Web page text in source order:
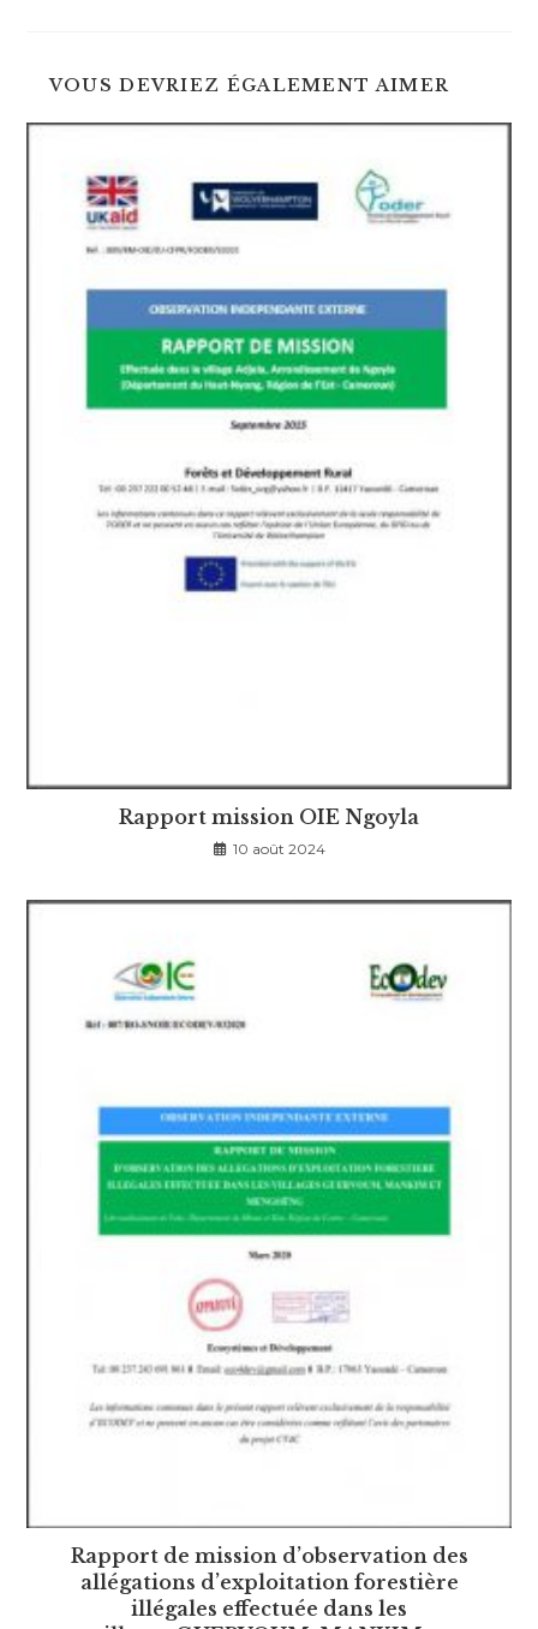
VOUS DEVRIEZ ÉGALEMENT AIMER
Rapport mission OIE Ngoyla
10 août 2024
Rapport de mission d’observation des
allégations d’exploitation forestière
illégales effectuée dans les